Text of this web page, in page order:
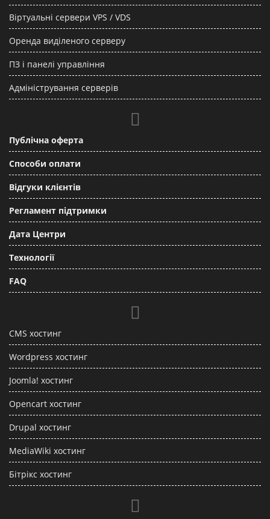
Віртуальні сервери VPS / VDS
Оренда виділеного серверу
ПЗ і панелі управління
Адміністрування серверів
Публічна оферта
Способи оплати
Відгуки клієнтів
Регламент підтримки
Дата Центри
Технології
FAQ
CMS хостинг
Wordpress хостинг
Joomla! хостинг
Opencart хостинг
Drupal хостинг
MediaWiki хостинг
Бітрікс хостинг